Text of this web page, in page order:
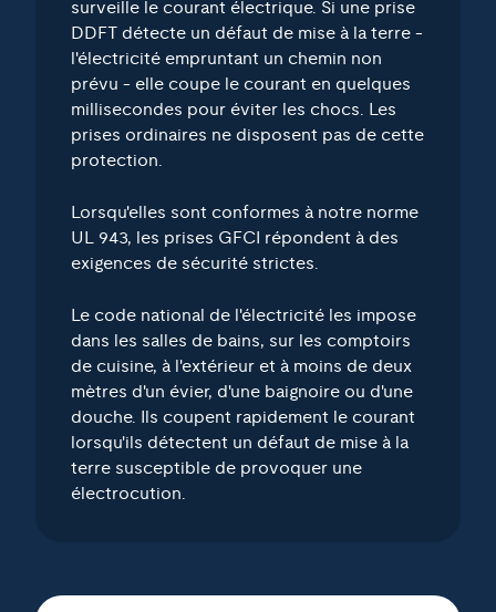
surveille le courant électrique. Si une prise
DDFT détecte un défaut de mise à la terre -
l'électricité empruntant un chemin non
prévu - elle coupe le courant en quelques
millisecondes pour éviter les chocs. Les
prises ordinaires ne disposent pas de cette
protection.
Lorsqu'elles sont conformes à notre norme
UL 943, les prises GFCI répondent à des
exigences de sécurité strictes.
Le code national de l'électricité les impose
dans les salles de bains, sur les comptoirs
de cuisine, à l'extérieur et à moins de deux
mètres d'un évier, d'une baignoire ou d'une
douche. Ils coupent rapidement le courant
lorsqu'ils détectent un défaut de mise à la
terre susceptible de provoquer une
électrocution.